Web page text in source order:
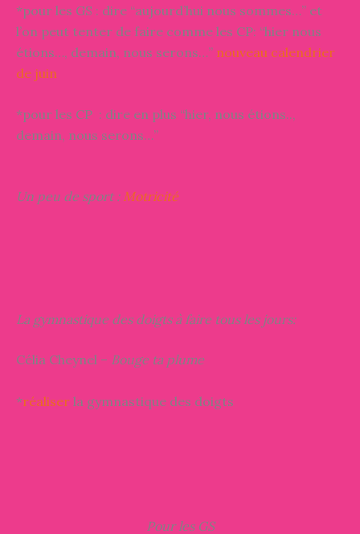
*pour les GS : dire “aujourd’hui nous sommes…” et
l’on peut tenter de faire comme les CP: “hier nous
étions…, demain, nous serons…” nouveau calendrier
de juin
*pour les CP : dire en plus “hier, nous étions..,
demain, nous serons…”
Un peu de sport : Motricité
La gymnastique des doigts à faire tous les jours:
Célia Cheynel – Bouge ta plume
*réaliser la gymnastique des doigts
Pour les GS